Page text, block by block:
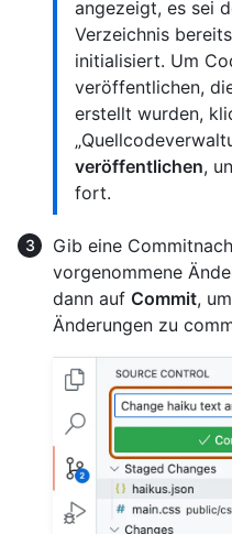
angezeigt, es sei
Verzeichnis
initialisiert. Um
veröffentlichen,
erstellt wurden,
veröffentlichen,
fort.
Gib eine
vorgenommene
dann auf Commit,
Änderungen zu